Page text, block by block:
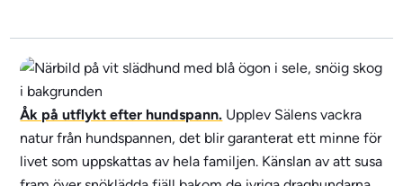
Åk på utflykt efter hundspann. Upplev Sälens vackra
natur från hundspannen, det blir garanterat ett minne för
livet som uppskattas av hela familjen. Känslan av att susa